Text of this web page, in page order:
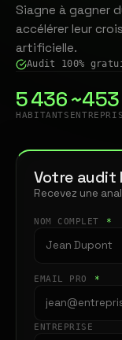
Siagne à gagner
accélérer leur
artificielle.
Audit 100%
5 436
HABITANTS
~453
Votre audit
Recevez une
NOM COMPLET *
EMAIL PRO *
ENTREPRISE